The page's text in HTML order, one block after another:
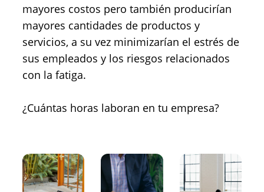
mayores costos pero también producirían
mayores cantidades de productos y
servicios, a su vez minimizarían el estrés de
sus empleados y los riesgos relacionados
con la fatiga.
¿Cuántas horas laboran en tu empresa?